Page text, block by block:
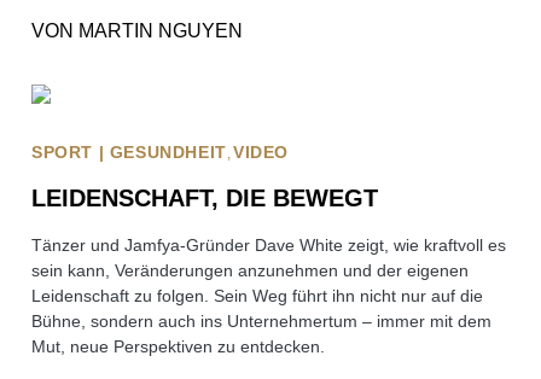
VON MARTIN NGUYEN
SPORT | GESUNDHEIT VIDEO
LEIDENSCHAFT, DIE BEWEGT
Tänzer und Jamfya-Gründer Dave White zeigt, wie kraftvoll es
sein kann, Veränderungen anzunehmen und der eigenen
Leidenschaft zu folgen. Sein Weg führt ihn nicht nur auf die
Bühne, sondern auch ins Unternehmertum – immer mit dem
Mut, neue Perspektiven zu entdecken.